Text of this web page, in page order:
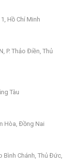
Hồ Chí Minh
P. Thảo Điền, Thủ
Tàu
Hòa, Đồng Nai
Bình Chánh, Thủ Đức,